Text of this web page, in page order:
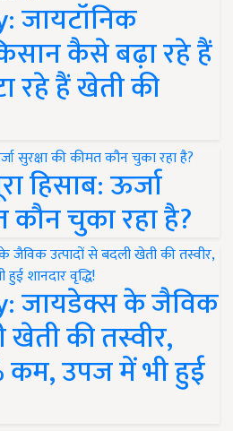
जायटॉनिक
कैसे बढ़ा रहे हैं
रहे हैं खेती की
हिसाब: ऊर्जा
कौन चुका रहा है?
जायडेक्स के जैविक
खेती की तस्वीर,
कम, उपज में भी हुई